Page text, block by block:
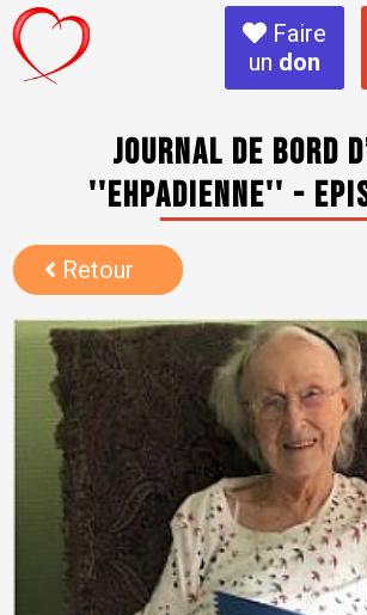
Faire
un don
Journal de bord
''Ehpadienne'' -
Retour